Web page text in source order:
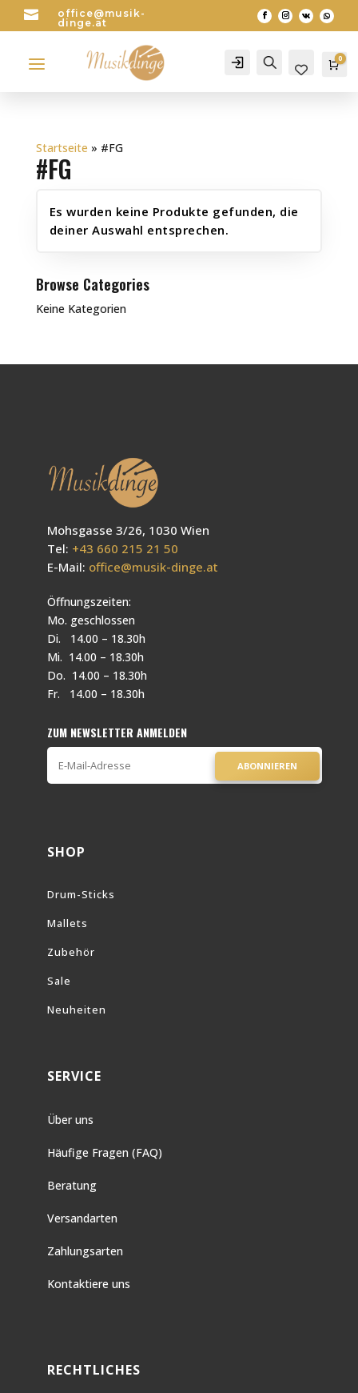

office@musik-
dinge.at
a Account Search 0
Startseite » #FG
#FG
Es wurden keine Produkte gefunden, die
deiner Auswahl entsprechen.
Browse Categories
Keine Kategorien
Mohsgasse 3/26, 1030 Wien
Tel: +43 660 215 21 50
E-Mail: office@musik-dinge.at
Öffnungszeiten:
Mo. geschlossen
Di. 14.00 – 18.30h
Mi. 14.00 – 18.30h
Do. 14.00 – 18.30h
Fr. 14.00 – 18.30h
ZUM NEWSLETTER ANMELDEN
ABONNIEREN
SHOP
Drum-Sticks
Mallets
Zubehör
Sale
Neuheiten
SERVICE
Über uns
Häufige Fragen (FAQ)
Beratung
Versandarten
Zahlungsarten
Kontaktiere uns
RECHTLICHES